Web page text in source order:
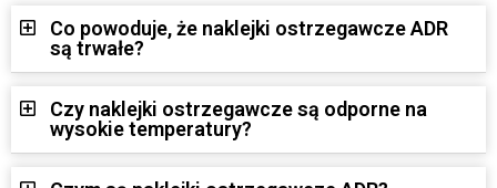
Co powoduje, że naklejki ostrzegawcze ADR
są trwałe?
Czy naklejki ostrzegawcze są odporne na
wysokie temperatury?